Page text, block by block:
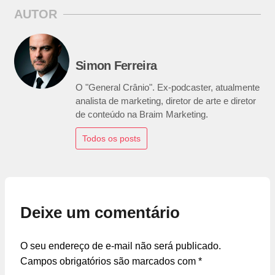
AUTOR
Simon Ferreira
O "General Crânio". Ex-podcaster, atualmente
analista de marketing, diretor de arte e diretor
de conteúdo na Braim Marketing.
Todos os posts
Deixe um comentário
O seu endereço de e-mail não será publicado.
Campos obrigatórios são marcados com *